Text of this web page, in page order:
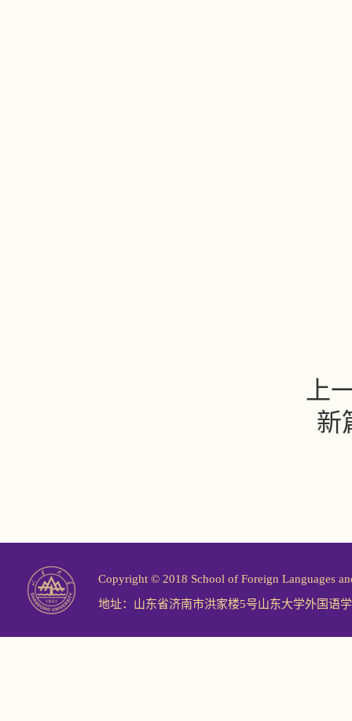
上
新
Copyright © 2018 School of Foreign Languages
地址：山东省济南市洪家楼5号山东大学外国语